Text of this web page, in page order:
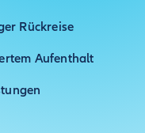
Rückreise
Aufenthalt